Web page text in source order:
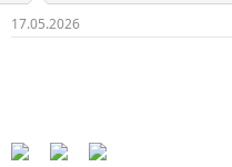
17.05.2026